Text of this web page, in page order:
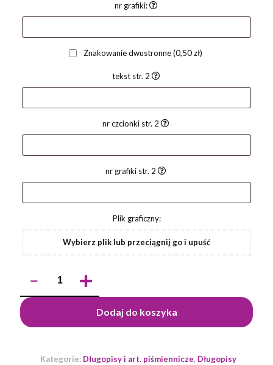
nr grafiki:
Znakowanie dwustronne(0,50 zł)
tekst str. 2
nr czcionki str. 2
nr grafiki str. 2
Plik graficzny:
Wybierz plik lub przeciągnij go i upuść
Długopis
czerwony
Dodaj do koszyka
Kategorie: Długopisy i art. piśmiennicze, Długopisy